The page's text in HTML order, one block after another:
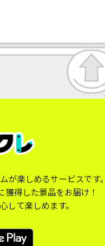
が楽しめるサービスです
得した景品をお届け！
て楽しめます。